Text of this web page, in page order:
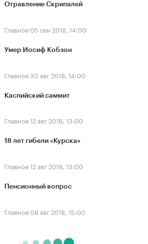
Отравление Скрипалей
Главное 05 сен 2018, 14:00
Умер Иосиф Кобзон
Главное30 авг 2018, 14:00
Каспийский саммит
Главное12 авг 2018, 13:00
18 лет гибели «Курска»
Главное12 авг 2018, 13:00
Пенсионный вопрос
Главное 08 авг 2018, 15:00